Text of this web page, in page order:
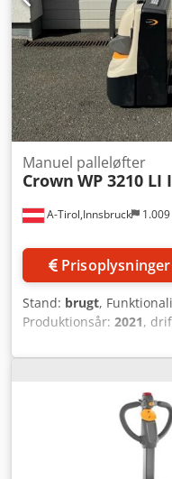
Lastbeskyttelsesgitter,
batteristik Aktivering via
A-Tirol,Innsbruck
Manuel palleløfter
Crown WP 3210 LI
Prisoplysninger
Stand: brugt,
Produktionsår: 2021,
Lastepunkt: 600 Stand:
Batteri Volt: 24V Batteri
Batteritype: Lithium-ion
Batteritilstand: 80 -